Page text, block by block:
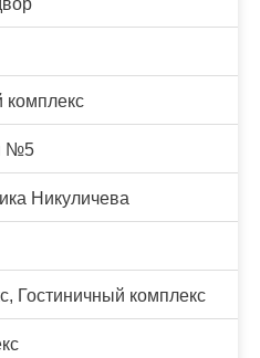
комплекс
№5
Никуличева
Гостиничный комплекс